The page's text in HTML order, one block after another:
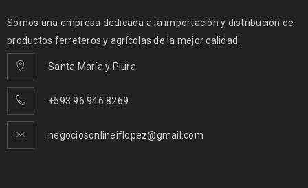
Somos una empresa dedicada a la importación y distribución de
productos ferreteros y agrícolas de la mejor calidad.
Santa María y Piura
+593 96 946 8269
negociosonlineiflopez@gmail.com